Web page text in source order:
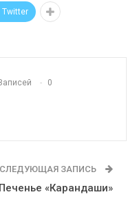
Twitter
0
СЛЕДУЮЩАЯ ЗАПИСЬ
Печенье «Карандаши»